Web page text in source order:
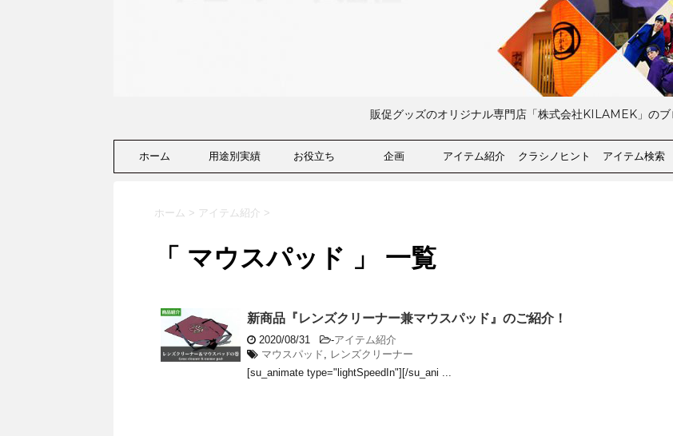
販促グッズのオリジナル専門店「株式会社KILAMEK」のブ
ホーム 用途別実績 お役立ち 企画 アイテム紹介 クラシノヒント アイテム検索
ホーム > アイテム紹介 >
「 マウスパッド 」 一覧
新商品『レンズクリーナー兼マウスパッド』のご紹介！
2020/08/31 -アイテム紹介
マウスパッド
レンズクリーナー
[su_animate type="lightSpeedIn"][/su_ani ...